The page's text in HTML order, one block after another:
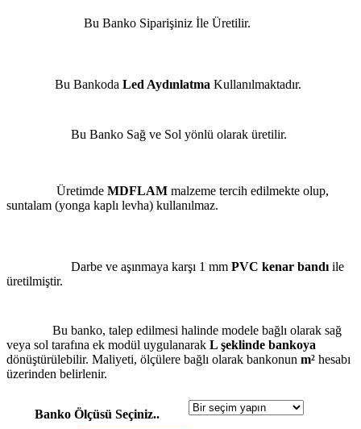
Bu Banko Siparişiniz İle Üretilir.
Bu Bankoda Led Aydınlatma Kullanılmaktadır.
Bu Banko Sağ ve Sol yönlü olarak üretilir.
Üretimde MDFLAM malzeme tercih edilmekte olup,
suntalam (yonga kaplı levha) kullanılmaz.
Darbe ve aşınmaya karşı 1 mm PVC kenar bandı ile
üretilmiştir.
Bu banko, talep edilmesi halinde modele bağlı olarak sağ
veya sol tarafına ek modül uygulanarak L şeklinde bankoya
dönüştürülebilir. Maliyeti, ölçülere bağlı olarak bankonun m² hesabı
üzerinden belirlenir.
Banko Ölçüsü Seçiniz..